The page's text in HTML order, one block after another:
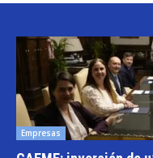
Empresas